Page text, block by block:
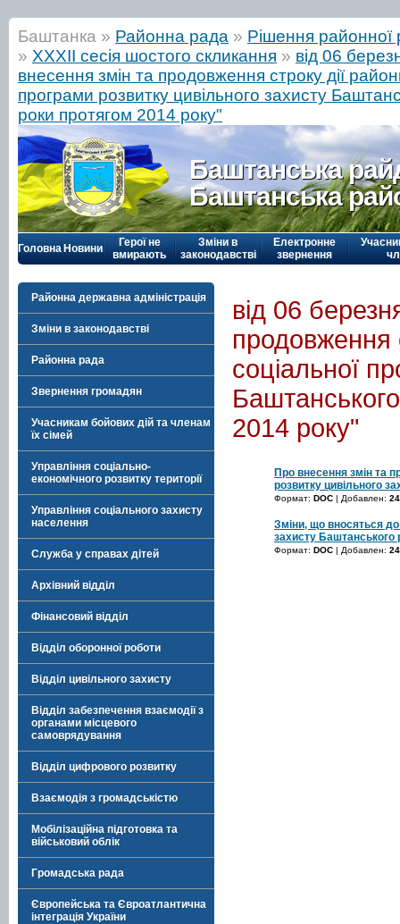
Баштанка » Районна рада » Рішення районної
» ХХХІІ сесія шостого скликання » від 06
внесення змін та продовження строку дії
програми розвитку цивільного захисту
роки протягом 2014 року"
Баштанська
Баштанська
Головна Новини
Герої не
вмирають
Зміни в
законодавстві
Електронне
звернення
Районна державна адміністрація
Зміни в законодавстві
Районна рада
Звернення громадян
Учасникам бойових дій та членам
їх сімей
Управління соціально-
економічного розвитку території
Управління соціального захисту
населення
Служба у справах дітей
Архівний відділ
Фінансовий відділ
Відділ оборонної роботи
Відділ цивільного захисту
Відділ забезпечення взаємодії з
органами місцевого
самоврядування
Відділ цифрового розвитку
Взаємодія з громадськістю
Мобілізаційна підготовка та
військовий облік
Громадська рада
Європейська та Євроатлантична
інтеграція України
від 06
продовження
соціальної
2014 року"
Про внесення змін та
розвитку цивільного
Формат: DOC | Добавлен:
Зміни, що вносяться до
захисту Баштанського
Формат: DOC | Добавлен: